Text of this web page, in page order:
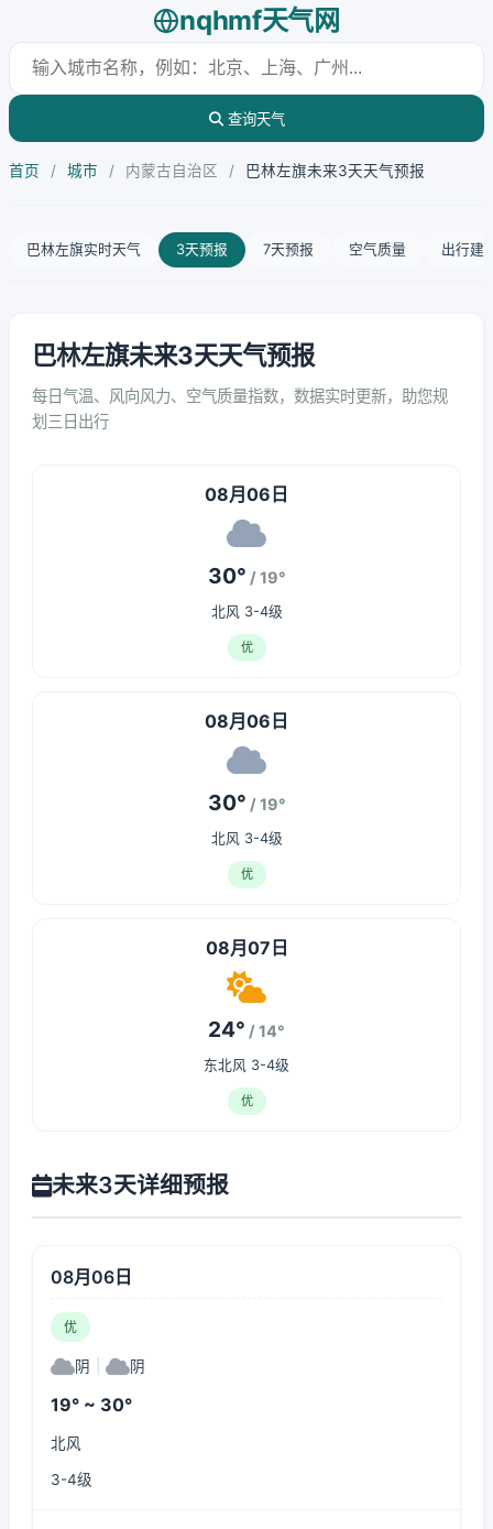
nqhmf天气网
查询天气
首页 / 城市 / 内蒙古自治区 / 巴林左旗未来3天天气预报
巴林左旗实时天气 3天预报 7天预报 空气质量 出行建
巴林左旗未来3天天气预报
每日气温、风向风力、空气质量指数，数据实时更新，助您规
划三日出行
08月06日
30° / 19°
北风 3-4级
优
08月06日
30° / 19°
北风 3-4级
优
08月07日
24° / 14°
东北风 3-4级
优
未来3天详细预报
08月06日
优
阴 阴
19° ~ 30°
北风
3-4级